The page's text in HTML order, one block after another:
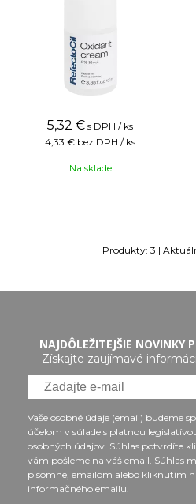
5,32 € s DPH / ks
4,33 € bez DPH / ks
Na sklade
Produkty: 3 |
NAJDÔLEŽITEJŠIE NOVINKY
Získajte zaujímavé
Vaše osobné údaje (email) budeme
účelom v súlade s platnou
osobných údajov. Súhlas potvrdíte
vám pošleme na váš email. Súhlas
písomne, emailom alebo kliknutím
informačného emailu.